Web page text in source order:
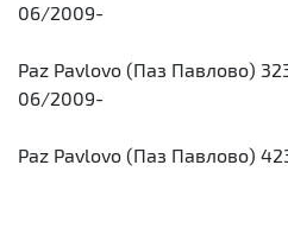
06/2009-
Paz Pavlovo (Паз Павлово)
06/2009-
Paz Pavlovo (Паз Павлово)